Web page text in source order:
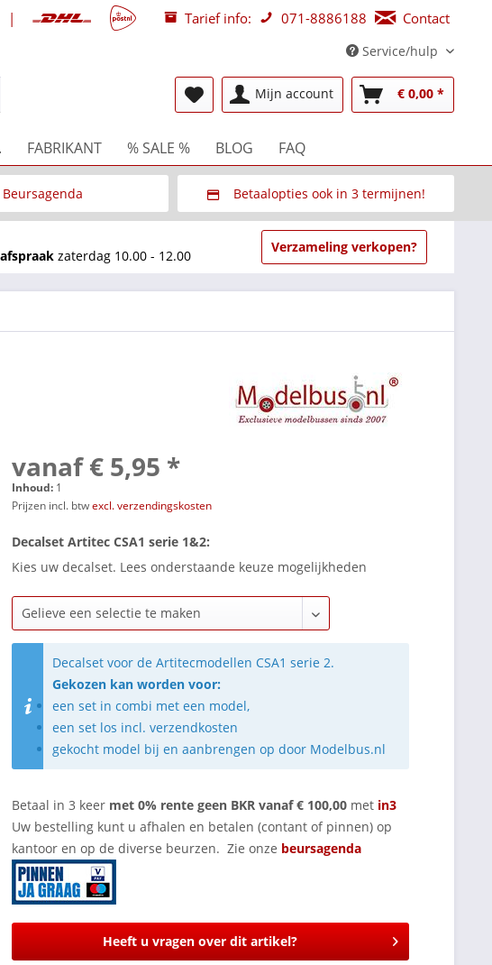
| Tarief info: 071-8886188 Contact
Service/hulp
Mijn account € 0,00 *
FABRIKANT % SALE % BLOG FAQ
Beursagenda Betaalopties ook in 3 termijnen!
Via Multisafepay (veilig via SSL)
zaterdag 10.00 - 12.00
Verzameling verkopen?
vanaf € 5,95 *
Inhoud: 1
Prijzen incl. btwexcl. verzendingskosten
Decalset Artitec CSA1 serie 1&2:
Kies uw decalset. Lees onderstaande keuze mogelijkheden
Decalset voor de Artitecmodellen CSA1 serie 2.
Gekozen kan worden voor:
een set in combi met een model,
een set los incl. verzendkosten
gekocht model bij en aanbrengen op door Modelbus.nl
Betaal in 3 keer met 0% rente geen BKR vanaf € 100,00 met in3
Uw bestelling kunt u afhalen en betalen (contant of pinnen) op
kantoor en op de diverse beurzen. Zie onze beursagenda
Heeft u vragen over dit artikel?